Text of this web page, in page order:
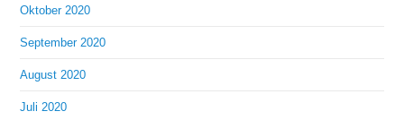
Oktober 2020
September 2020
August 2020
Juli 2020